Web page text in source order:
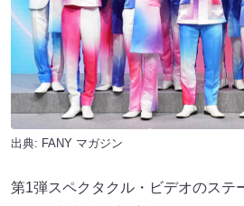
出典: FANY マガジン
第1弾スペクタクル・ビデオのステ